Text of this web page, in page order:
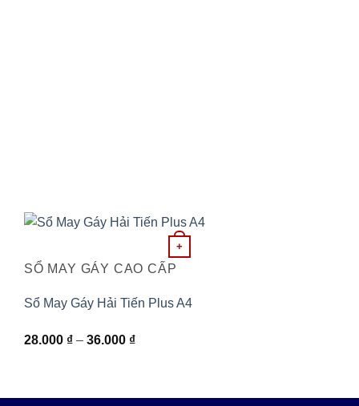
+
phẩm
có
tùy
SỔ MAY GÁY CAO CẤP
Sổ May Gáy Hải Tiến Plus A4
28.000 ₫ – 36.000 ₫Khoảng
28.000 ₫